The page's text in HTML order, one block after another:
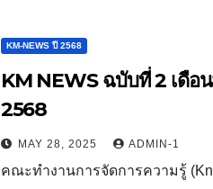
KM-NEWS ปี 2568
KM NEWS ฉบับที่ 2 เดือ
2568
MAY 28, 2025 ADMIN-1
คณะทำงานการจัดการความรู้